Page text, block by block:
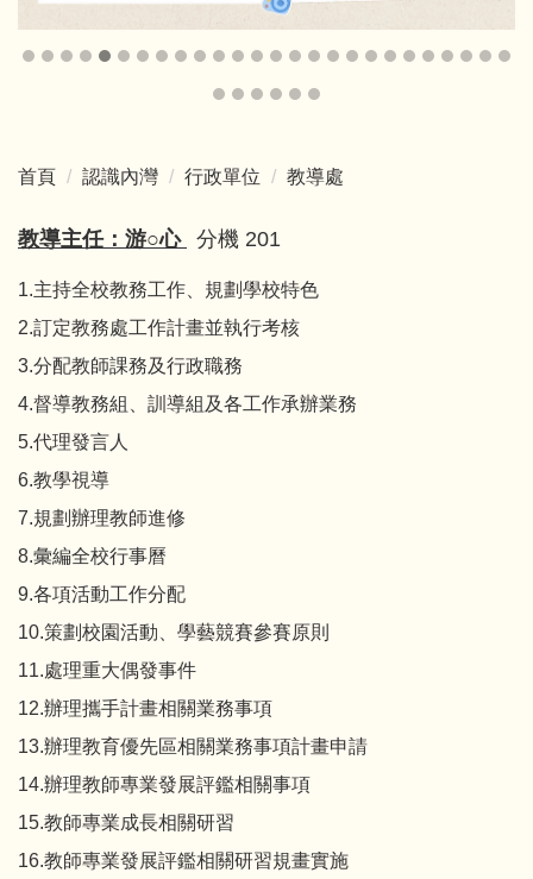
首頁 認識內灣 行政單位 教導處
教導主任：游○心 分機 201
1.主持全校教務工作、規劃學校特色
2.訂定教務處工作計畫並執行考核
3.分配教師課務及行政職務
4.督導教務組、訓導組及各工作承辦業務
5.代理發言人
6.教學視導
7.規劃辦理教師進修
8.彙編全校行事曆
9.各項活動工作分配
10.策劃校園活動、學藝競賽參賽原則
11.處理重大偶發事件
12.辦理攜手計畫相關業務事項
13.辦理教育優先區相關業務事項計畫申請
14.辦理教師專業發展評鑑相關事項
15.教師專業成長相關研習
16.教師專業發展評鑑相關研習規畫實施